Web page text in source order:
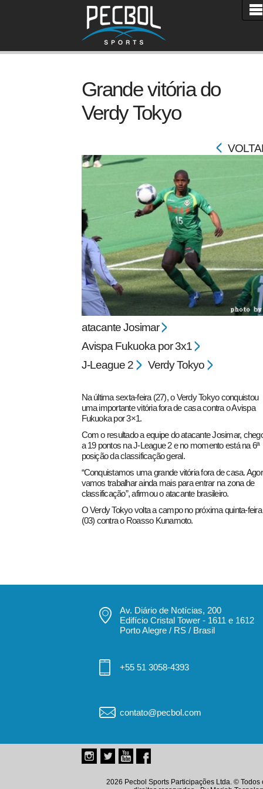
pecbol.com
Grande vitória do
Verdy Tokyo
atacante Josimar
Avispa Fukuoka por 3x1
J-League 2
Verdy Tokyo
Na última sexta-feira (27), o Verdy Tokyo conquistou
uma importante vitória fora de casa contra o Avispa
Fukuoka por 3×1.
Com o resultado a equipe do atacante Josimar,
a 19 pontos na J-League 2 e no momento está na 6ª
posição da classificação geral.
“Conquistamos uma grande vitória fora de casa.
vamos trabalhar ainda mais para entrar na zona de
classificação”, afirmou o atacante brasileiro.
O Verdy Tokyo volta a campo no próxima quinta-feira
(03) contra o Roasso Kunamoto.
Av. Diário de Notícias, 200
Edifício Cristal Tower - 1611 e 1612
Porto Alegre / RS / Brasil
+55 51 3058-4393
contato@pecbol.com
2026 Pecbol Sports Participações Ltda. © Todos